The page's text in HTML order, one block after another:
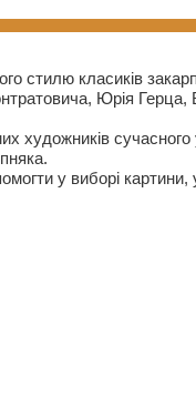
стилю класиків
Юрія
художників
у виборі картини,